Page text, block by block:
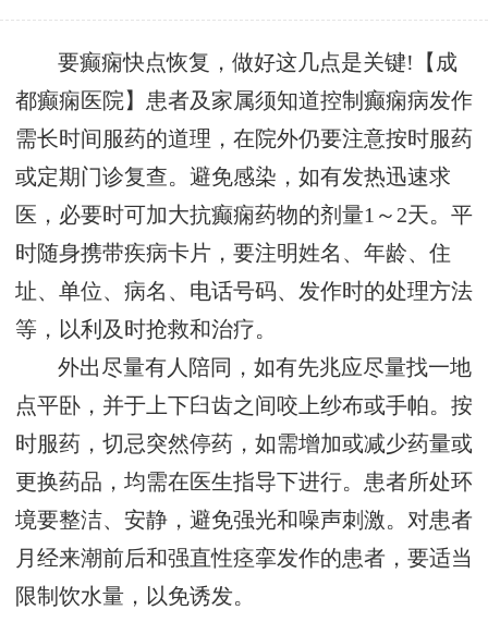
要癫痫快点恢复，做好这几点是关键!【成
都癫痫医院】患者及家属须知道控制癫痫病发作
需长时间服药的道理，在院外仍要注意按时服药
或定期门诊复查。避免感染，如有发热迅速求
医，必要时可加大抗癫痫药物的剂量1～2天。平
时随身携带疾病卡片，要注明姓名、年龄、住
址、单位、病名、电话号码、发作时的处理方法
等，以利及时抢救和治疗。
外出尽量有人陪同，如有先兆应尽量找一地
点平卧，并于上下臼齿之间咬上纱布或手帕。按
时服药，切忌突然停药，如需增加或减少药量或
更换药品，均需在医生指导下进行。患者所处环
境要整洁、安静，避免强光和噪声刺激。对患者
月经来潮前后和强直性痉挛发作的患者，要适当
限制饮水量，以免诱发。